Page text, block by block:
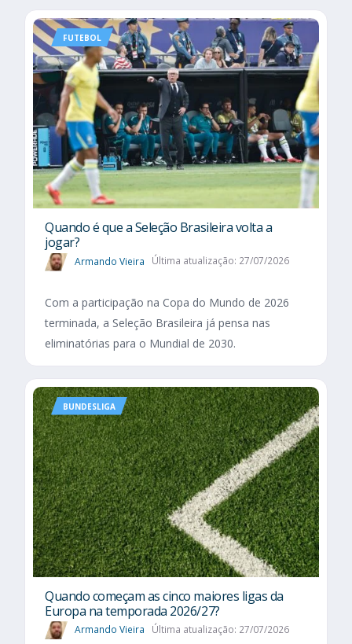
FUTEBOL
Quando é que a Seleção Brasileira volta a
jogar?
Armando Vieira Última atualização: 27/07/2026
Com a participação na Copa do Mundo de 2026
terminada, a Seleção Brasileira já pensa nas
eliminatórias para o Mundial de 2030.
BUNDESLIGA
Quando começam as cinco maiores ligas da
Europa na temporada 2026/27?
Armando Vieira Última atualização: 27/07/2026